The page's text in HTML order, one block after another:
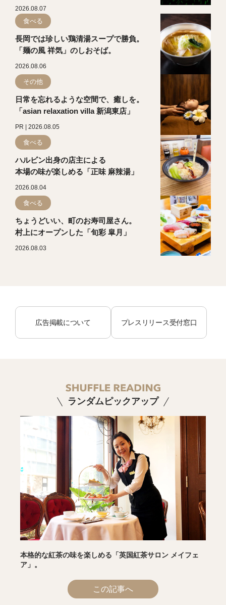
2026.08.07
食べる
長岡では珍しい鶏清湯スープで勝負。
「麺の風 祥気」のしおそば。
2026.08.06
その他
日常を忘れるような空間で、癒しを。
「asian relaxation villa 新潟東店」
PR | 2026.08.05
食べる
ハルビン出身の店主による
本場の味が楽しめる「正味 麻辣湯」
2026.08.04
食べる
ちょうどいい、町のお寿司屋さん。
村上にオープンした「旬彩 皐月」
2026.08.03
広告掲載について プレスリリース受付窓口
ランダムピックアップ
本格的な紅茶の味を楽しめる「英国紅茶サロン メイフェ
ア」。
この記事へ